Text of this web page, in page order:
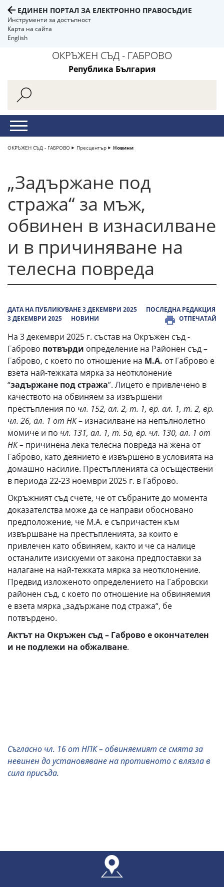
ЕДИНЕН ПОРТАЛ ЗА ЕЛЕКТРОННО ПРАВОСЪДИЕ
Инструменти за достъпност
Карта на сайта
English
ОКРЪЖЕН СЪД - ГАБРОВО
Република България
ОКРЪЖЕН СЪД - ГАБРОВО Пресцентър Новини
„Задържане под
стража“ за мъж,
обвинен в изнасилване
и в причиняване на
телесна повреда
ДАТА НА ПУБЛИКУВАНЕ 3 ДЕКЕМВРИ 2025
ПОСЛЕДНА РЕДАКЦИЯ
3 ДЕКЕМВРИ 2025
НОВИНИ ОТПЕЧАТАЙ
На 3 декември 2025 г. състав на Окръжен съд -
Габрово потвърди определение на Районен съд –
Габрово, с което по отношение на М.А. от Габрово е
взета най-тежката мярка за неотклонение
“задържане под стража”. Лицето е привлечено в
качеството на обвиняем за извършени
престъпления по чл. 152, ал. 2, т. 1, вр. ал. 1, т. 2, вр.
чл. 26, ал. 1 от НК– изнасилване на непълнолетно
момиче и по чл. 131, ал. 1, т. 5а, вр. чл. 130, ал. 1 от
НК – причинена лека телесна повреда на жена от
Габрово, като деянието е извършено в условията на
домашно насилие. Престъпленията са осъществени
в периода 22-23 ноември 2025 г. в Габрово.
Окръжният съд счете, че от събраните до момента
доказателства може да се направи обосновано
предположение, че М.А. е съпричастен към
извършване на престъпленията, за които е
привлечен като обвиняем, както и че са налице
останалите изискуеми от закона предпоставки за
налагане на най-тежката мярка за неотклонение.
Предвид изложеното определението на Габровски
районен съд, с което по отношение на обвиняемия
е взета мярка „задържане под стража“, бе
потвърдено.
Актът на Окръжен съд – Габрово еокончателен
и не подлежи на обжалване.
Съгласно чл. 16 от НПК – обвиняемият се смята за
невинен до установяване на противното с влязла в
сила присъда.